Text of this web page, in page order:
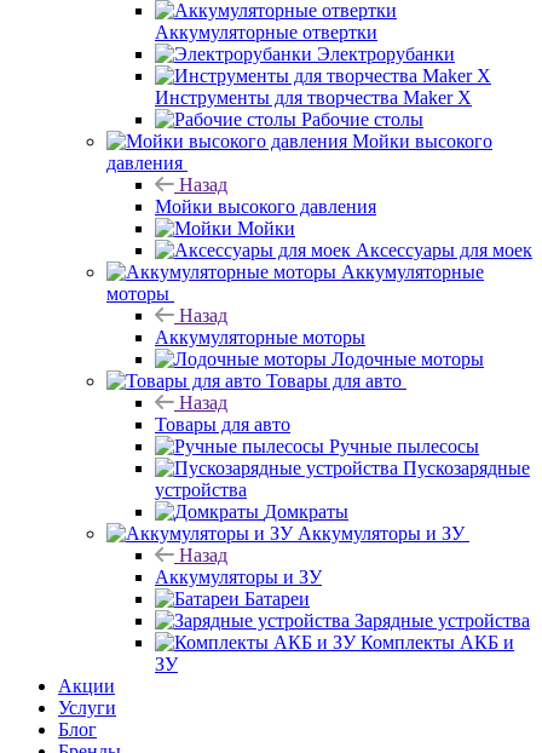
Аккумуляторные отвертки
Электрорубанки
Инструменты для творчества Maker X
Рабочие столы
Мойки высокого
давления
Назад
Мойки высокого давления
Мойки
Аксессуары для моек
Аккумуляторные
моторы
Назад
Аккумуляторные моторы
Лодочные моторы
Товары для авто
Назад
Товары для авто
Ручные пылесосы
Пускозарядные
устройства
Домкраты
Аккумуляторы и ЗУ
Назад
Аккумуляторы и ЗУ
Батареи
Зарядные устройства
Комплекты АКБ и
ЗУ
Акции
Услуги
Блог